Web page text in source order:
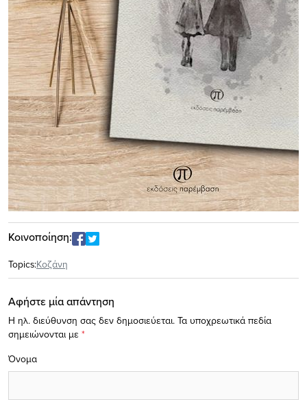
Κοινοποίηση:
Topics:Κοζάνη
Αφήστε μία απάντηση
Η ηλ. διεύθυνση σας δεν δημοσιεύεται. Τα υποχρεωτικά πεδία
σημειώνονται με *
Όνομα